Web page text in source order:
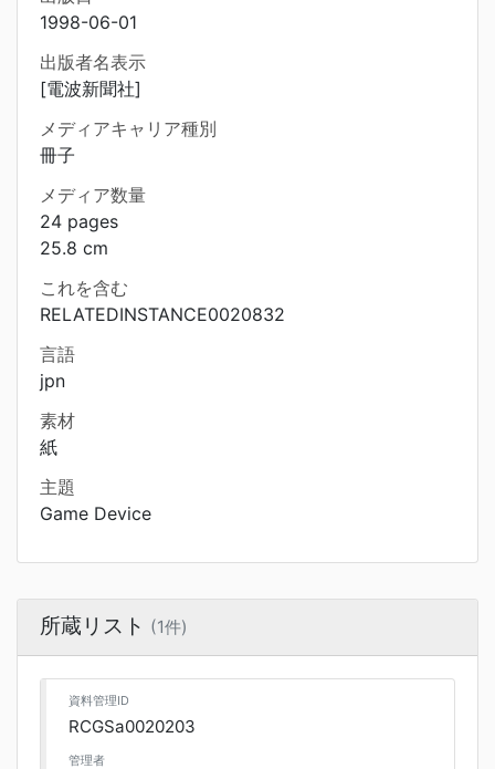
1998-06-01
出版者名表示
[電波新聞社]
メディアキャリア種別
冊子
メディア数量
24 pages
25.8 cm
これを含む
RELATEDINSTANCE0020832
言語
jpn
素材
紙
主題
Game Device
所蔵リスト (1件)
資料管理ID
RCGSa0020203
管理者